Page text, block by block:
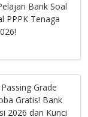
Bank Soal
PPPK Tenaga
Grade
Gratis! Bank
2026 dan Kunci